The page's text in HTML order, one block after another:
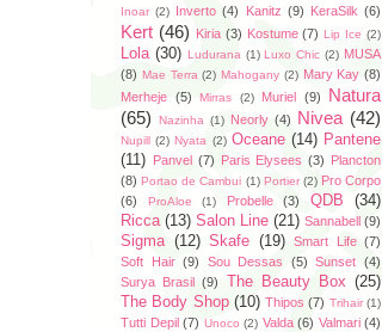
Inoar (2) Inverto (4) Kanitz (9) KeraSilk (6)
Kert (46) Kiria (3) Kostume (7) Lip Ice (2)
Lola (30) Ludurana (1) Luxo Chic (2) MUSA
(8) Mae Terra (2) Mahogany (2) Mary Kay (8)
Merheje (5) Mirras (2) Muriel (9)
Natura
(65)
Nazinha (1) Neorly (4) Nivea (42)
Nupill (2) Nyata (2) Oceane (14) Pantene
(11)
Panvel (7) Paris Elysees (3)
Plancton
(8) Portao de Cambui (1) Portier (2) Pro Corpo
(6)
ProAloe (1) Probelle (3) QDB
(34)
Ricca (13) Salon Line (21) Sannabell (9)
Sigma (12) Skafe (19) Smart Life (7)
Soft Hair (9) Sou Dessas (5) Sunset (4)
Surya Brasil
(9) The Beauty Box (25)
The Body Shop (10) Thipos (7) Trihair (1)
Tutti Depil (7) Unoco (2) Valda (6) Valmari (4)